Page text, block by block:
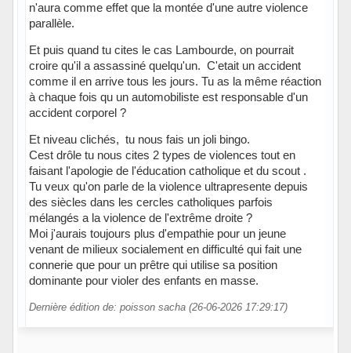
n'aura comme effet que la montée d'une autre violence
parallèle.
Et puis quand tu cites le cas Lambourde, on pourrait
croire qu'il a assassiné quelqu'un. C'etait un accident
comme il en arrive tous les jours. Tu as la même réaction
à chaque fois qu un automobiliste est responsable d'un
accident corporel ?
Et niveau clichés, tu nous fais un joli bingo.
Cest drôle tu nous cites 2 types de violences tout en
faisant l'apologie de l'éducation catholique et du scout .
Tu veux qu'on parle de la violence ultrapresente depuis
des siècles dans les cercles catholiques parfois
mélangés a la violence de l'extrême droite ?
Moi j'aurais toujours plus d'empathie pour un jeune
venant de milieux socialement en difficulté qui fait une
connerie que pour un prêtre qui utilise sa position
dominante pour violer des enfants en masse.
Dernière édition de: poisson sacha (26-06-2026 17:29:17)